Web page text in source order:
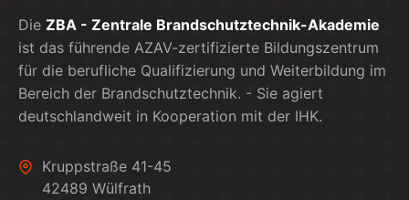
Die ZBA - Zentrale Brandschutztechnik-Akademie
ist das führende AZAV-zertifizierte Bildungszentrum
für die berufliche Qualifizierung und Weiterbildung im
Bereich der Brandschutztechnik. - Sie agiert
deutschlandweit in Kooperation mit der IHK.
Kruppstraße 41-45
42489 Wülfrath